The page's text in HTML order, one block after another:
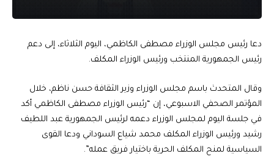
دعا رئيس مجلس الوزراء مصطفى الكاظمي، اليوم الثلاثاء، إلى دعم
رئيس الجمهورية المنتخب ورئيس الوزراء المكلف.
وقال المتحدث باسم مجلس الوزراء وزير الثقافة حسن ناظم، خلال
المؤتمر الصحفي الاسبوعي، إن “رئيس الوزراء مصطفى الكاظمي أكد
في جلسة اليوم لمجلس الوزراء دعمه لرئيس الجمهورية عبد اللطيف
رشيد ورئيس الوزراء المكلف محمد شياع السوداني ودعا القوى
السياسية لمنح المكلف الحرية باختيار فريق عمله”.